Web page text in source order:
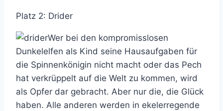
Platz 2: Drider
Wer bei den kompromisslosen
Dunkelelfen als Kind seine Hausaufgaben für
die Spinnenkönigin nicht macht oder das Pech
hat verkrüppelt auf die Welt zu kommen, wird
als Opfer dar gebracht. Aber nur die, die Glück
haben. Alle anderen werden in ekelerregende